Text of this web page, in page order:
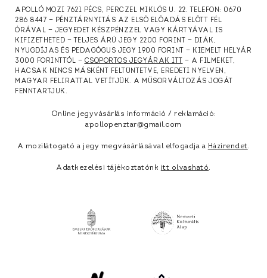
APOLLÓ MOZI 7621 PÉCS, PERCZEL MIKLÓS U. 22. TELEFON: 0670
286 8447 — PÉNZTÁRNYITÁS AZ ELSŐ ELŐADÁS ELŐTT FÉL
ÓRÁVAL — JEGYEDET KÉSZPÉNZZEL VAGY KÁRTYÁVAL IS
KIFIZETHETED — TELJES ÁRÚ JEGY 2200 FORINT — DIÁK,
NYUGDÍJAS ÉS PEDAGÓGUS JEGY 1900 FORINT — KIEMELT HELYÁR
3000 FORINTTÓL — CSOPORTOS JEGYÁRAK ITT
— A FILMEKET,
HACSAK NINCS MÁSKÉNT FELTÜNTETVE, EREDETI NYELVEN,
MAGYAR FELIRATTAL VETÍTJÜK. A MŰSORVÁLTOZÁS JOGÁT
FENNTARTJUK.
Online jegyvásárlás információ / reklamáció:
apollopenztar@gmail.com
A mozilátogató a jegy megvásárlásával elfogadja a Házirendet.
Adatkezelési tájékoztatónk itt olvasható.